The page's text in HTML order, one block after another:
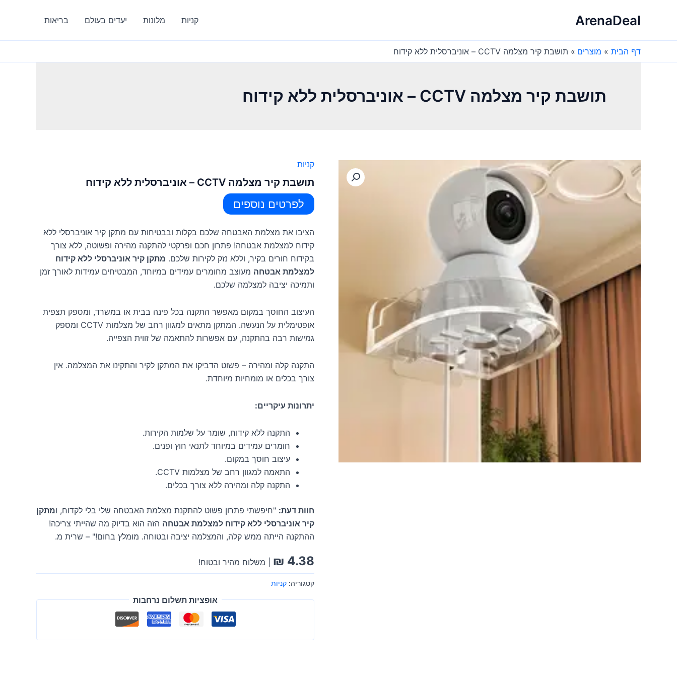
ArenaDeal קניות מלונות יעדים בעולם בריאות
דף הבית מוצרים תושבת קיר מצלמה CCTV – אוניברסלית ללא קידוח
תושבת קיר מצלמה CCTV – אוניברסלית ללא קידוח
קניות
תושבת קיר מצלמה CCTV – אוניברסלית ללא קידוח
לפרטים נוספים
הציבו את מצלמת האבטחה שלכם בקלות ובבטיחות עם מתקן קיר אוניברסלי ללא
קידוח למצלמת אבטחה! פתרון חכם ופרקטי להתקנה מהירה ופשוטה, ללא צורך
בקידוח חורים בקיר, וללא נזק לקירות שלכם. מתקן קיר אוניברסלי ללא קידוח
למצלמת אבטחה מעוצב מחומרים עמידים במיוחד, המבטיחים עמידות לאורך זמן
ותמיכה יציבה למצלמה שלכם.
העיצוב החוסך במקום מאפשר התקנה בכל פינה בבית או במשרד, ומספק תצפית
אופטימלית על הנעשה. המתקן מתאים למגוון רחב של מצלמות CCTV ומספק
גמישות רבה בהתקנה, עם אפשרות להתאמה של זווית הצפייה.
התקנה קלה ומהירה – פשוט הדביקו את המתקן לקיר והתקינו את המצלמה. אין
צורך בכלים או מומחיות מיוחדת.
יתרונות עיקריים:
התקנה ללא קידוח, שומר על שלמות הקירות.
חומרים עמידים במיוחד לתנאי חוץ ופנים.
עיצוב חוסך במקום.
התאמה למגוון רחב של מצלמות CCTV.
התקנה קלה ומהירה ללא צורך בכלים.
חוות דעת: "חיפשתי פתרון פשוט להתקנת מצלמת האבטחה שלי בלי לקדוח, ומתקן
קיר אוניברסלי ללא קידוח למצלמת אבטחה הזה הוא בדיוק מה שהייתי צריכה!
ההתקנה הייתה ממש קלה, והמצלמה יציבה ובטוחה. מומלץ בחום!" – שרית מ.
₪ 4.38 | משלוח מהיר ובטוח!
קטגוריה: קניות
אופציות תשלום נרחבות